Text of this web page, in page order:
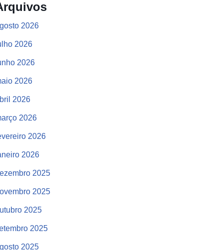
2026
2026
2026
2026
2026
2026
2026
2026
2025
2025
2025
2025
2025